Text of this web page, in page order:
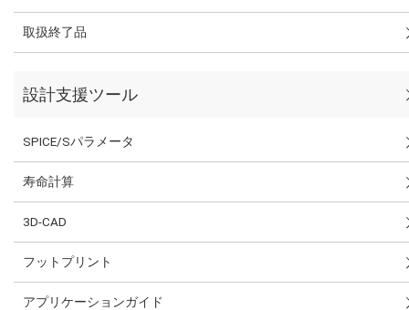
取扱終了品
設計支援ツール
SPICE/Sパラメータ
寿命計算
3D-CAD
フットプリント
アプリケーションガイド